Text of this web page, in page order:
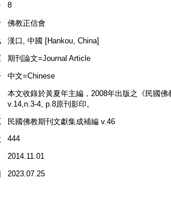
8
佛教正信會
漢口, 中國 [Hankou, China]
期刊論文=Journal Article
中文=Chinese
本文收錄於黃夏年主編，2008年出版之《民國
v.14,n.3-4, p.8原刊影印。
民國佛教期刊文獻集成補編 v.46
444
2014.11.01
2023.07.25